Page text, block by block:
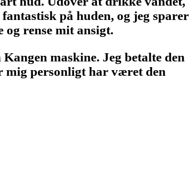
på huden, og jeg sparer
rense mit ansigt.
maskine. Jeg betalte den
mig personligt har været den